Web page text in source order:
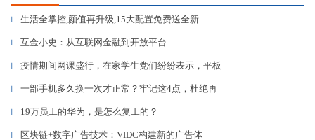
▎ 生活全掌控,颜值再升级,15大配置免费送全新
▎ 互金小史：从互联网金融到开放平台
▎ 疫情期间网课盛行，在家学生党们纷纷表示，平板
▎ 一部手机多久换一次才正常？牢记这4点，杜绝再
▎ 19万员工的华为，是怎么复工的？
▎ 区块链+数字广告技术：VIDC构建新的广告体